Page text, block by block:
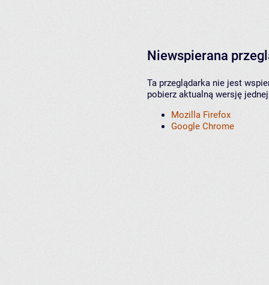
Niewspierana
Ta przeglądarka nie jest
pobierz aktualną wersję
Mozilla Firefox
Google Chrome